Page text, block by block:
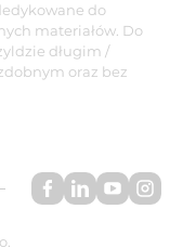
do
materiałów. Do
długim /
oraz bez